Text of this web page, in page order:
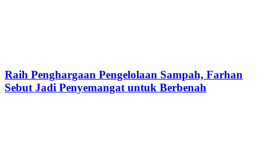
Raih Penghargaan Pengelolaan Sampah, Farhan
Sebut Jadi Penyemangat untuk Berbenah